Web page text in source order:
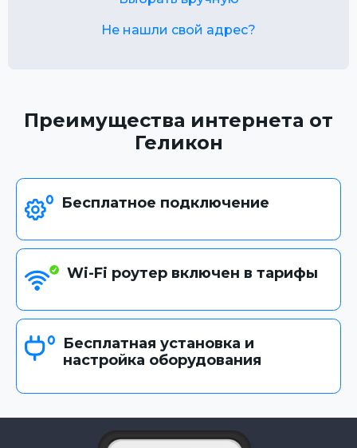
Не нашли свой адрес?
Преимущества интернета от
Геликон
Бесплатное подключение
Wi-Fi роутер включен в тарифы
Бесплатная установка и
настройка оборудования